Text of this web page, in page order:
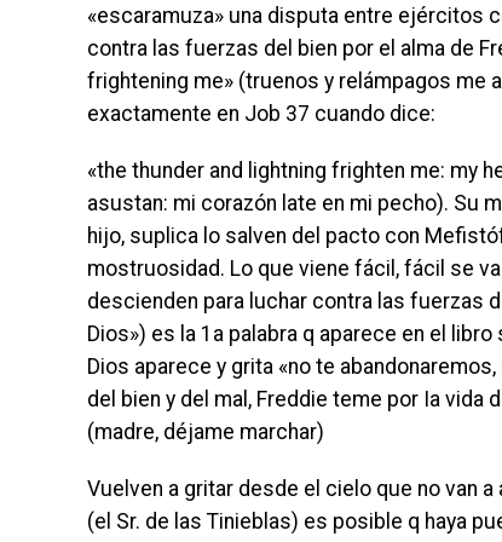
«escaramuza» una disputa entre ejércitos
contra las fuerzas del bien por el alma de
frightening me» (truenos y relámpagos me
exactamente en Job 37 cuando dice:
«the thunder and lightning frighten me: my
asustan: mi corazón late en mi pecho). Su
hijo, suplica lo salven del pacto con
mostruosidad. Lo que viene fácil, fácil se
descienden para luchar contra las fuerzas
Dios») es la 1a palabra q aparece en el
Dios aparece y grita «no te
del bien y del mal, Freddie teme por Ia vida
(madre, déjame marchar)
Vuelven a gritar desde el cielo que no van a
(el Sr. de las Tinieblas) es posible q haya